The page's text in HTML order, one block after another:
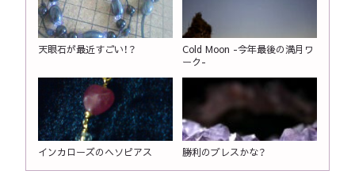
天眼石が最近すごい！？
Cold Moon -今年最後の満月ワ
ーク-
インカローズのヘソピアス 勝利のブレスかな？